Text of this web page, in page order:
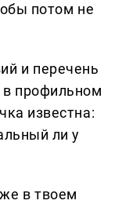
потом не
и перечень
в профильном
известна:
ли у
в твоем